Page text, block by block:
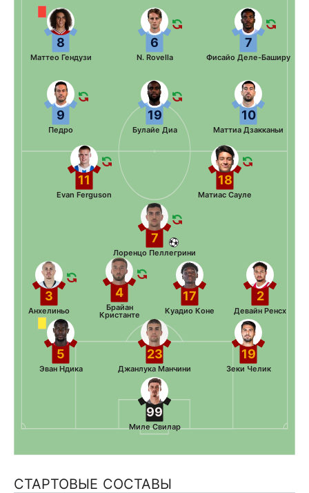
7
Фисайо Деле-Баширу
6
N. Rovella
8
Маттео Гендузи
10
Маттиа Дзакканьи
19
Булайе Диа
9
Педро
99
Миле Свилар
5
Эван Ндика
23
Джанлука Манчини
19
Зеки Челик
3
Анхелиньо
4
Брайан
Кристанте
17
Куадио Коне
2
Девайн Ренсх
7
Лоренцо Пеллегрини
11
Evan Ferguson
18
Матиас Сауле
СТАРТОВЫЕ СОСТАВЫ